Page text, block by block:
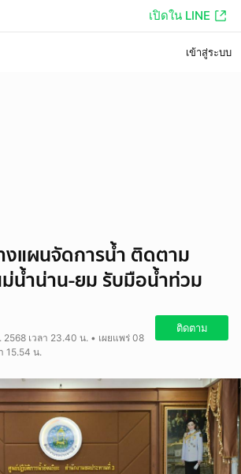
เปิดใน LINE
เข้าสู่ระบบ
งแผนจัดการน้ำ ติดตาม
น้ำน่าน-ยม รับมือน้ำท่วม
2568 เวลา 23.40 น. • เผยแพร่ 08
15.54 น.
ติดตาม